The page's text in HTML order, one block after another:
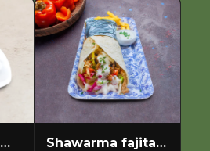
Shawarma fajita